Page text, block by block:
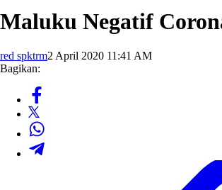
Maluku Negatif
red spktrm2 April 2020 11:41 AM
Bagikan: